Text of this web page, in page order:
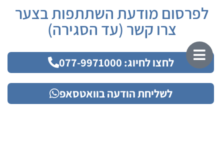
לפרסום מודעת השתתפות בצער
צרו קשר (עד הסגירה)
לחצו לחיוג: 077-9971000
לשליחת הודעה בוואטסאפ